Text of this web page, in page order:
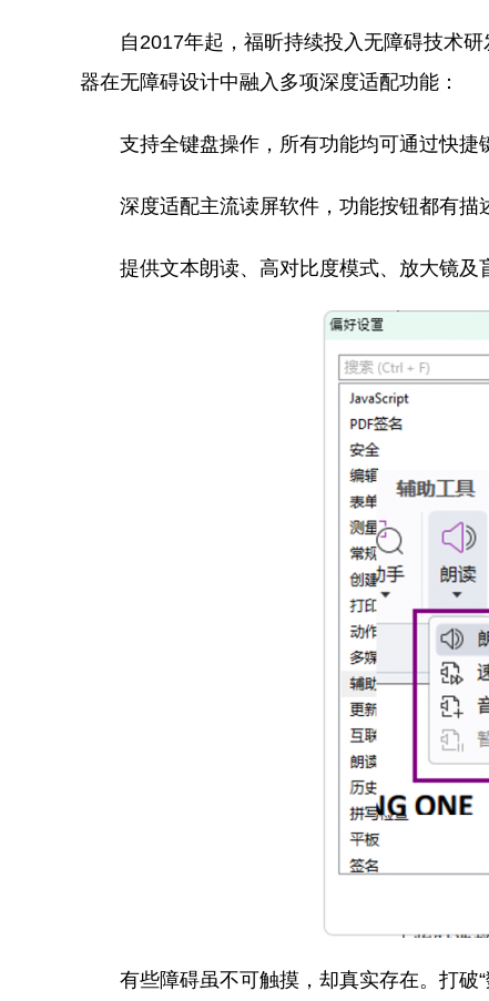
自2017年起，福昕持续投入无障碍技术
器在无障碍设计中融入多项深度适配功能：
支持全键盘操作，所有功能均可通过快捷
深度适配主流读屏软件，功能按钮都有描
提供文本朗读、高对比度模式、放大镜及
有些障碍虽不可触摸，却真实存在。打破